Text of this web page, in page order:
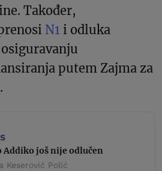
Također,
N1 i odluka
putem Zajma za
Addiko još nije odlučen
Keserović Polić